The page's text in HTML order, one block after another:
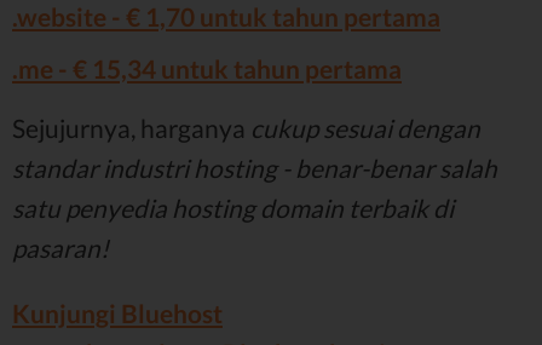
.website - € 1,70 untuk tahun pertama
.me - € 15,34 untuk tahun pertama
Sejujurnya, harganya cukup sesuai dengan
standar industri hosting - benar-benar salah
satu penyedia hosting domain terbaik di
pasaran!
Kunjungi Bluehost